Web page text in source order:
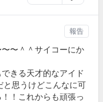
〜＾＾サイコーにか
きる天才的なアイド
と思うけどこんなに可
！これからも頑張っ
報告